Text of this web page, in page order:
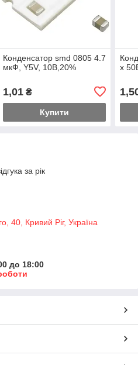
Конденсатор smd 0805 4.7
мкФ, Y5V, 10В,20%
1,01₴
Купити
х
за рік
40, Кривий Ріг, Україна
до 18:00